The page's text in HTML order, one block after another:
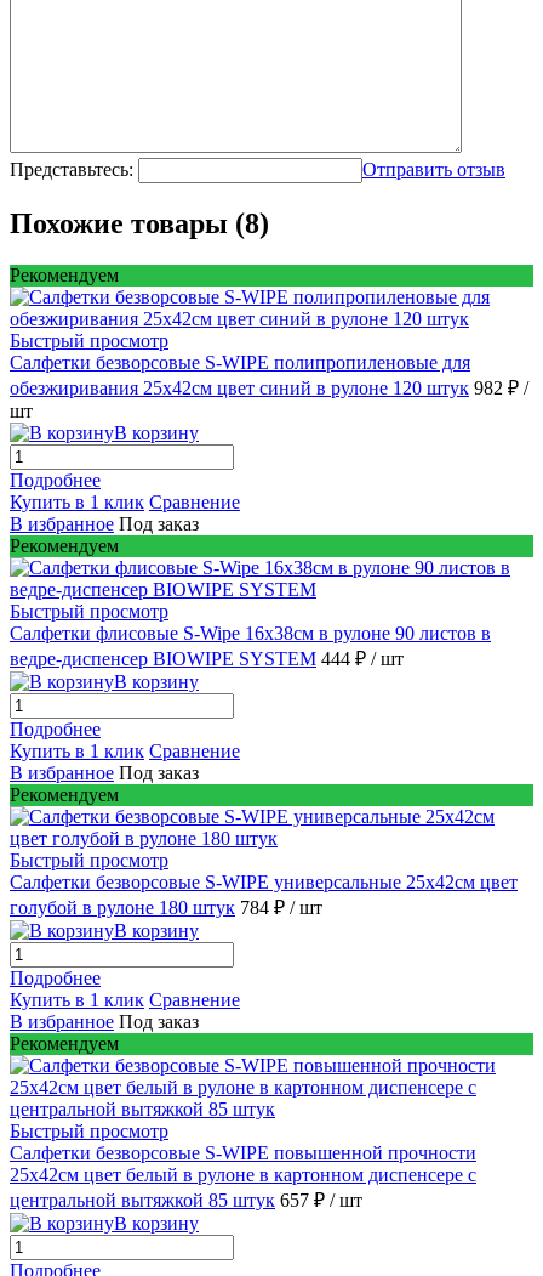
Представьтесь: Отправить отзыв
Похожие товары (8)
Рекомендуем
Быстрый просмотр
Салфетки безворсовые S-WIPE полипропиленовые для
обезжиривания 25х42см цвет синий в рулоне 120 штук 982 ₽ /
шт
В корзину
Подробнее
Купить в 1 клик Сравнение
В избранное Под заказ
Рекомендуем
Быстрый просмотр
Салфетки флисовые S-Wipe 16х38см в рулоне 90 листов в
ведре-диспенсер BIOWIPE SYSTEM 444 ₽ / шт
В корзину
Подробнее
Купить в 1 клик Сравнение
В избранное Под заказ
Рекомендуем
Быстрый просмотр
Салфетки безворсовые S-WIPE универсальные 25х42см цвет
голубой в рулоне 180 штук 784 ₽ / шт
В корзину
Подробнее
Купить в 1 клик Сравнение
В избранное Под заказ
Рекомендуем
Быстрый просмотр
Салфетки безворсовые S-WIPE повышенной прочности
25х42см цвет белый в рулоне в картонном диспенсере с
центральной вытяжкой 85 штук 657 ₽ / шт
В корзину
Подробнее